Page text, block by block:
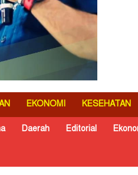
EKONOMI KESEHATAN
Daerah Editorial